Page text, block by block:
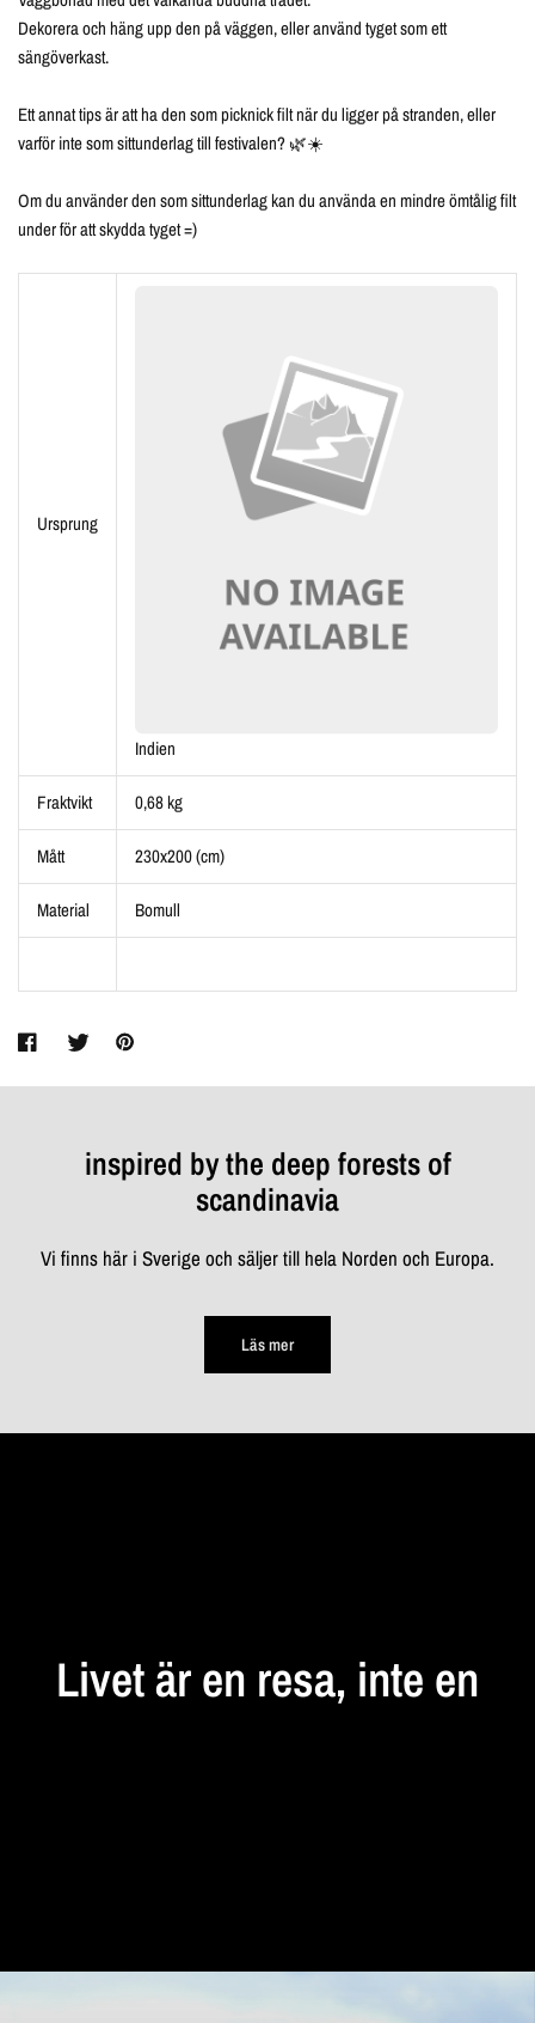
Dekorera och häng upp den på väggen, eller använd tyget som ett
sängöverkast.
Ett annat tips är att ha den som picknick filt när du ligger på stranden, eller
varför inte som sittunderlag till festivalen? 🌿☀️
Om du använder den som sittunderlag kan du använda en mindre ömtålig filt
under för att skydda tyget =)
Ursprung
Indien
Fraktvikt 0,68 kg
Mått 230x200 (cm)
Material Bomull
inspired by the deep forests of
scandinavia
Vi finns här i Sverige och säljer till hela Norden och Europa.
Läs mer
Livetären resa, inte en